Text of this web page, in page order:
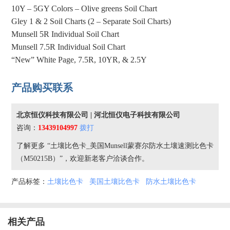
10Y – 5GY Colors – Olive greens Soil Chart
Gley 1 & 2 Soil Charts (2 – Separate Soil Charts)
Munsell 5R Individual Soil Chart
Munsell 7.5R Individual Soil Chart
“New” White Page, 7.5R, 10YR, & 2.5Y
产品购买联系
北京恒仪科技有限公司 | 河北恒仪电子科技有限公司
咨询： 13439104997 拨打
了解更多 “土壤比色卡_美国Munsell蒙赛尔防水土壤速测比色卡
（M50215B）”，欢迎新老客户洽谈合作。
产品标签： 土壤比色卡 美国土壤比色卡 防水土壤比色卡
相关产品